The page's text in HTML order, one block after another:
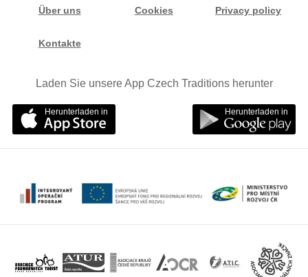
Über uns Cookies Privacy policy
Kontakte
Laden Sie unsere App Czech Traditions herunter
Herunterladen in Herunterladen in